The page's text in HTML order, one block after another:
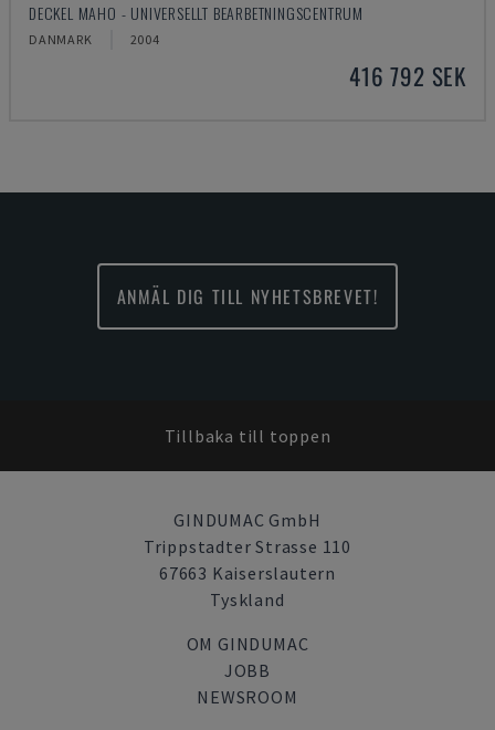
DECKEL MAHO - UNIVERSELLT BEARBETNINGSCENTRUM
DANMARK 2004
416 792 SEK
ANMÄL DIG TILL NYHETSBREVET!
Tillbaka till toppen
GINDUMAC GmbH
Trippstadter Strasse 110
67663 Kaiserslautern
Tyskland
OM GINDUMAC
JOBB
NEWSROOM